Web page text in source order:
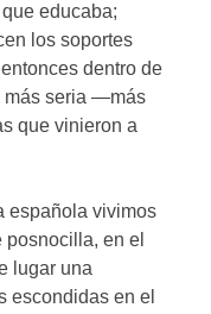
educaba;
los soportes
dentro de
más seria —más
que vinieron a
española vivimos
en el
lugar una
escondidas en el